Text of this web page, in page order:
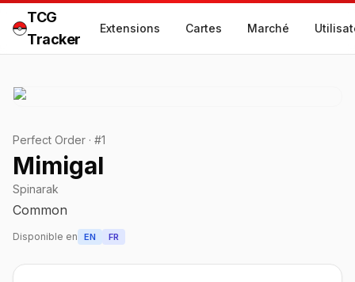
TCG
Tracker
Extensions Cartes Marché
Perfect Order · #1
Mimigal
Spinarak
Common
Disponible en EN FR